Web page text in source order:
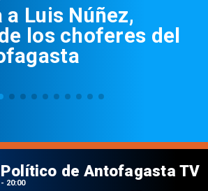
Luis Núñez,
los choferes del
de Antofagasta TV
20:00